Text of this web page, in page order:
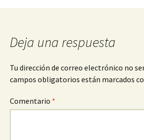
entradas
Deja una respuesta
Tu dirección de correo electrónico no
campos obligatorios están marcados
Comentario *